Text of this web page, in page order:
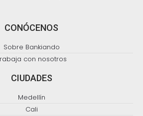
CONÓCENOS
Sobre Bankiando
con nosotros
CIUDADES
Medellín
Cali